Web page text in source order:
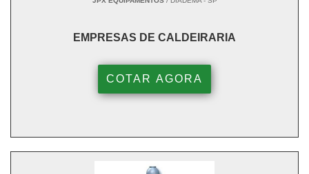
EMPRESAS DE CALDEIRARIA
COTAR AGORA